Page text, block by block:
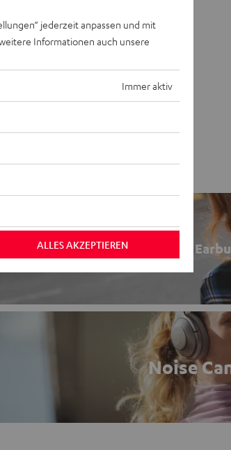
Noise
jederzeit anpassen und mit
Informationen auch unsere
Immer aktiv
ALLES AKZEPTIEREN